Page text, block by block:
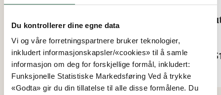
Du kontrollerer dine egne data
Vi og våre forretningspartnere bruker teknologier,
inkludert informasjonskapsler/«cookies» til å samle
informasjon om deg for forskjellige formål, inkludert:
Funksjonelle Statistiske Markedsføring Ved å trykke
«Godta» gir du din tillatelse til alle disse formålene. Du
Håndtak til ventilasjonsluke
Fra
kr 156 kr